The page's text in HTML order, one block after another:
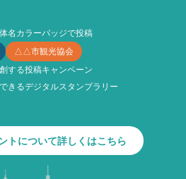
名カラーバッジで投稿
△△市観光協会
する投稿キャンペーン
きるデジタルスタンプラリー
トについて詳しくはこちら